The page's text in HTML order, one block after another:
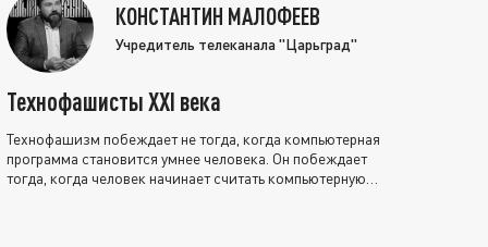
КОНСТАНТИН МАЛОФЕЕВ
Учредитель телеканала "Царьград"
Технофашисты XXI века
Технофашизм побеждает не тогда, когда компьютерная
программа становится умнее человека. Он побеждает
тогда, когда человек начинает считать компьютерную